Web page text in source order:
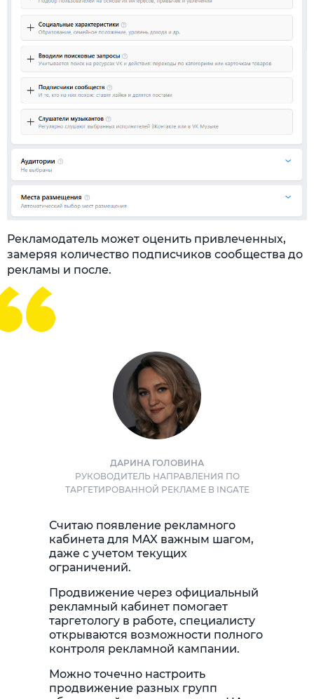
Рекламодатель может оценить привлеченных,
замеряя количество подписчиков сообщества до
рекламы и после.
ДАРИНА ГОЛОВИНА
РУКОВОДИТЕЛЬ НАПРАВЛЕНИЯ ПО
ТАРГЕТИРОВАННОЙ РЕКЛАМЕ В INGATE
Считаю появление рекламного
кабинета для MAX важным шагом,
даже с учетом текущих
ограничений.
Продвижение через официальный
рекламный кабинет помогает
таргетологу в работе, специалисту
открываются возможности полного
контроля рекламной кампании.
Можно точечно настроить
продвижение разных групп